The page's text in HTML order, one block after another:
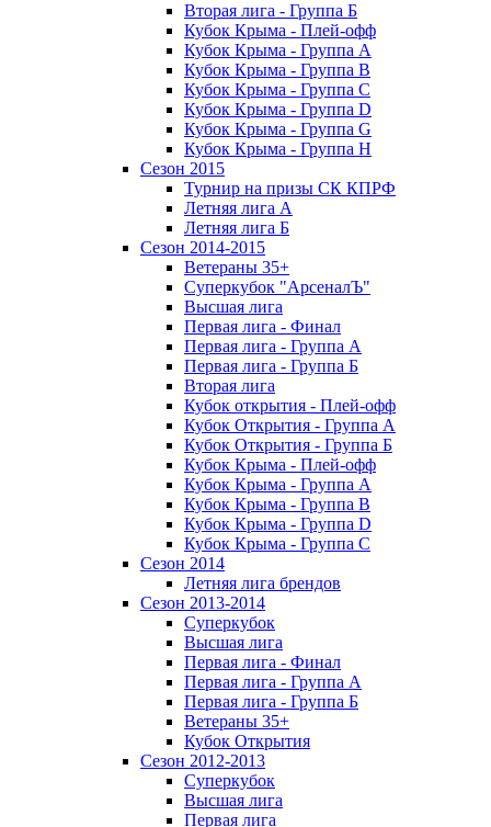
Вторая лига - Группа Б
Кубок Крыма - Плей-офф
Кубок Крыма - Группа A
Кубок Крыма - Группа B
Кубок Крыма - Группа C
Кубок Крыма - Группа D
Кубок Крыма - Группа G
Кубок Крыма - Группа H
Сезон 2015
Турнир на призы СК КПРФ
Летняя лига А
Летняя лига Б
Сезон 2014-2015
Ветераны 35+
Суперкубок "АрсеналЪ"
Высшая лига
Первая лига - Финал
Первая лига - Группа А
Первая лига - Группа Б
Вторая лига
Кубок открытия - Плей-офф
Кубок Открытия - Группа А
Кубок Открытия - Группа Б
Кубок Крыма - Плей-офф
Кубок Крыма - Группа A
Кубок Крыма - Группа B
Кубок Крыма - Группа D
Кубок Крыма - Группа C
Сезон 2014
Летняя лига брендов
Сезон 2013-2014
Суперкубок
Высшая лига
Первая лига - Финал
Первая лига - Группа А
Первая лига - Группа Б
Ветераны 35+
Кубок Открытия
Сезон 2012-2013
Суперкубок
Высшая лига
Первая лига